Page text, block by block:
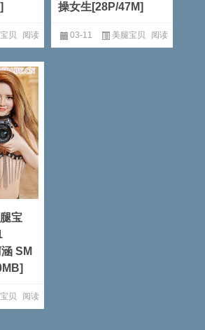
贝 阅读
操女生[28P/47M]
03-11 美腿宝贝 阅读
宝
SM
贝 阅读